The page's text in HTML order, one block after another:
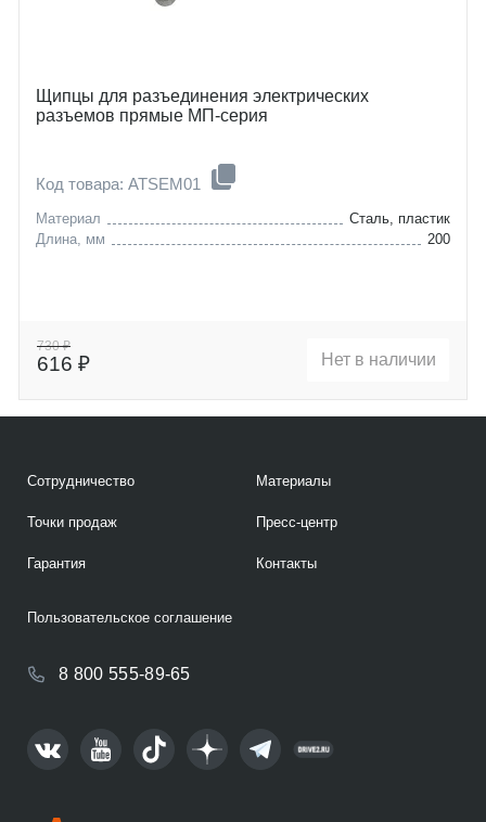
Щипцы для разъединения электрических
разъемов прямые МП-серия
Код товара: ATSEM01
Материал
Сталь, пластик
Длина, мм
200
730 ₽
616 ₽ Нет в наличии
Сотрудничество
Точки продаж
Гарантия
Материалы
Пресс-центр
Контакты
8 800 555-89-65
Пользовательское соглашение